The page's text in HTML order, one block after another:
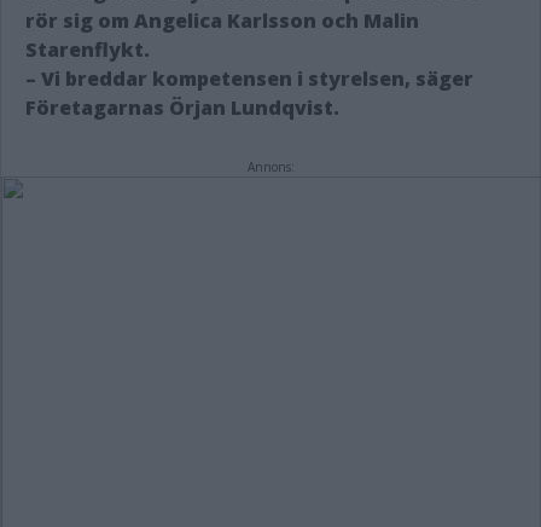
rör sig om Angelica Karlsson och Malin
Starenflykt.
– Vi breddar kompetensen i styrelsen, säger
Företagarnas Örjan Lundqvist.
Annons: